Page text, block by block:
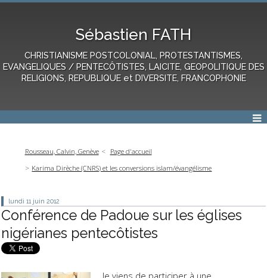
Sébastien FATH
CHRISTIANISME POSTCOLONIAL, PROTESTANTISMES,
EVANGELIQUES / PENTECÔTISTES, LAICITE, GEOPOLITIQUE DES
RELIGIONS, REPUBLIQUE et DIVERSITE, FRANCOPHONIE
Rousseau, Calvin, Genève
Page d'accueil
Karima Dirèche (CNRS) et les conversions islam/évangélisme
lundi 11 juin 2012
Conférence de Padoue sur les églises
nigérianes pentecôtistes
Je viens de participer à une